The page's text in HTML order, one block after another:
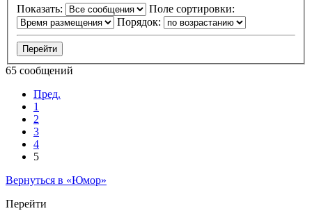
Показать:
Поле сортировки:
Порядок:
65 сообщений
Пред.
1
2
3
4
5
Вернуться в «Юмор»
Перейти